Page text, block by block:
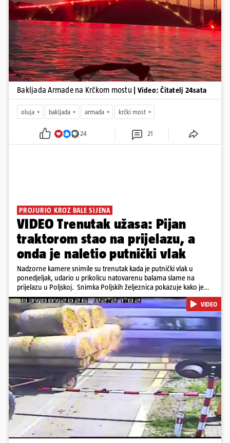
Pokretanje videa...
Bakljada Armade na Krčkom mostu | Video: Čitatelj 24sata
oluja bakljada armada krčki most
24 21
PROJURIO KROZ BALE SIJENA
VIDEO Trenutak užasa: Pijan
traktorom stao na prijelazu, a
onda je naletio putnički vlak
Nadzorne kamere snimile su trenutak kada je putnički vlak u
ponedjeljak, udario u prikolicu natovarenu balama slame na
prijelazu u Poljskoj. Snimka Poljskih željeznica pokazuje kako je
vozač traktora krenuo preko pruge dok su se rampe spuštale i
signalna svjetla bila uključena, a zatim se zaustavio dok su prikolice
ostale na tračnicama. Vlak je ubrzo udario u njih i probio se kroz
teret. U nesreći nije bilo ozlijeđenih. Iz PKP-a su priopćili da je
vozač traktora bio pod utjecajem alkohola te da je ugrozio živote
oko 500 putnika.
Pokretanje videa...
VIDEO